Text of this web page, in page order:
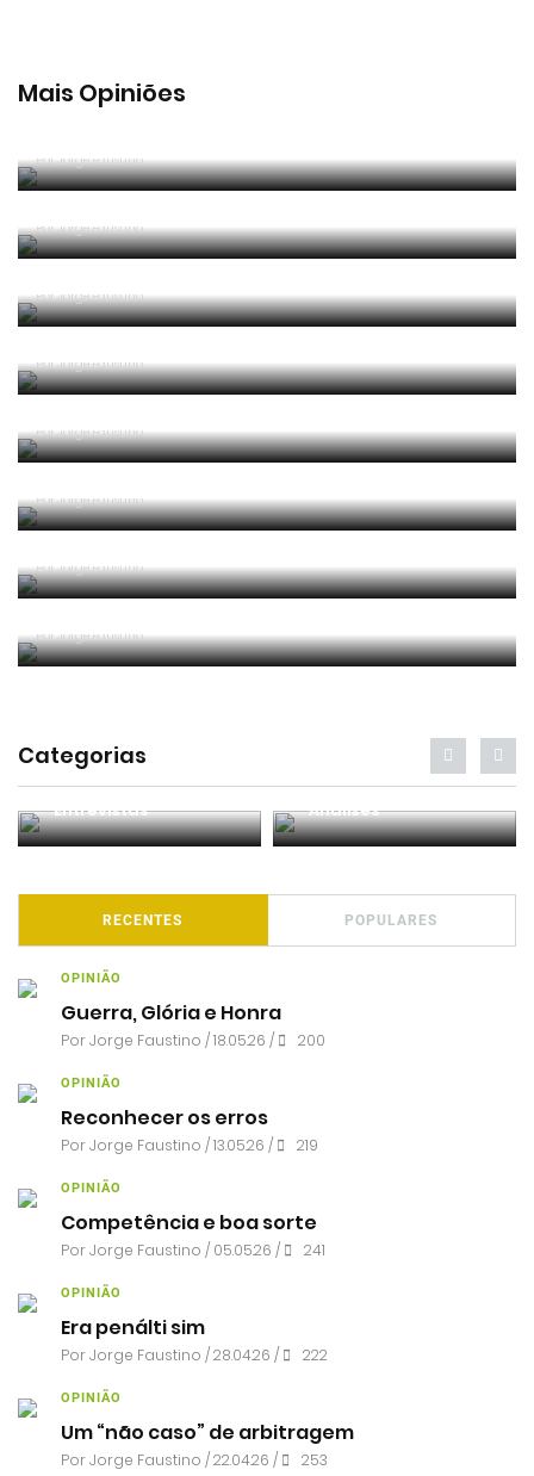
Mais Opiniões
PorJorge Faustino
PorJorge Faustino
PorJorge Faustino
PorJorge Faustino
PorJorge Faustino
PorJorge Faustino
PorJorge Faustino
PorJorge Faustino
Categorias
Entrevistas Análises
RECENTES POPULARES
OPINIÃO
Guerra, Glória e Honra
PorJorge Faustino / 18.05.26 / 200
OPINIÃO
Reconhecer os erros
PorJorge Faustino / 13.05.26 / 219
OPINIÃO
Competência e boa sorte
PorJorge Faustino / 05.05.26 / 241
OPINIÃO
Era penálti sim
PorJorge Faustino / 28.04.26 / 222
OPINIÃO
Um “não caso” de arbitragem
PorJorge Faustino / 22.04.26 / 253